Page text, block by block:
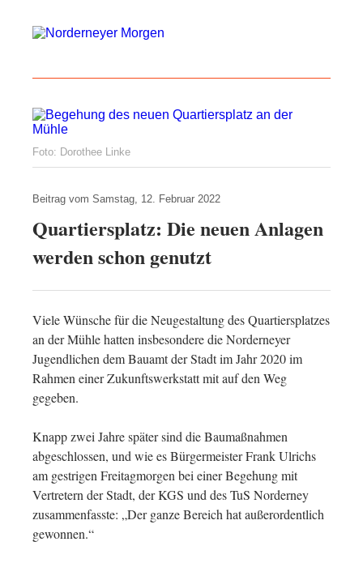
Foto: Dorothee Linke
Beitrag vom Samstag, 12. Februar 2022
Quartiersplatz: Die neuen Anlagen
werden schon genutzt
Viele Wünsche für die Neugestaltung des Quartiersplatzes
an der Mühle hatten insbesondere die Norderneyer
Jugendlichen dem Bauamt der Stadt im Jahr 2020 im
Rahmen einer Zukunftswerkstatt mit auf den Weg
gegeben.
Knapp zwei Jahre später sind die Baumaßnahmen
abgeschlossen, und wie es Bürgermeister Frank Ulrichs
am gestrigen Freitagmorgen bei einer Begehung mit
Vertretern der Stadt, der KGS und des TuS Norderney
zusammenfasste: „Der ganze Bereich hat außerordentlich
gewonnen.“